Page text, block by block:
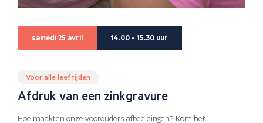
samedi 25 avril 14.00 - 15.30 uur
Voor alle leeftijden
Afdruk van een zinkgravure
Hoe maakten onze voorouders afbeeldingen? Kom het